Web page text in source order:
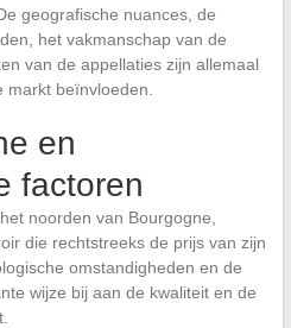
geografische nuances, de
het vakmanschap van de
van de appellaties zijn allemaal
beïnvloeden.
en
factoren
noorden van Bourgogne,
die rechtstreeks de prijs van zijn
omstandigheden en de
wijze bij aan de kwaliteit en de